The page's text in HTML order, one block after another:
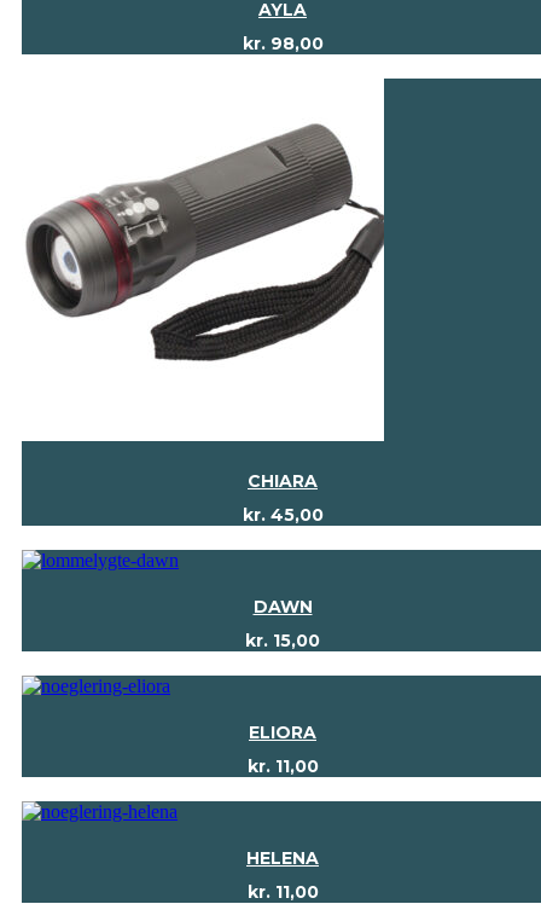
AYLA
kr.98,00
CHIARA
kr.45,00
DAWN
kr. 15,00
ELIORA
kr.11,00
HELENA
kr.11,00